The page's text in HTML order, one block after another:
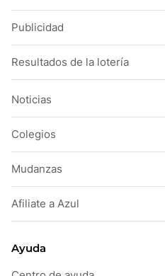
Publicidad
Resultados de la lotería
Noticias
Colegios
Mudanzas
Afiliate a Azul
Ayuda